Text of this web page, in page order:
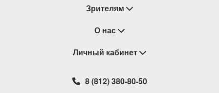
Зрителям
Восстановление билетов
Замена / Отмена / Перенос мероприятий
Возврат билетов
О нас
О компании
Театральные кассы
Личный кабинет
8 (812) 380-80-50